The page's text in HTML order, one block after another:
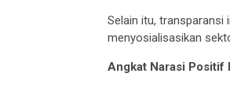
Selain itu, transparansi
menyosialisasikan
Angkat Narasi Positif